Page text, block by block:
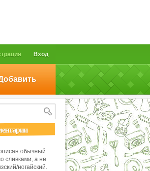
Вход
обычный
сливками, а не
ногайский.